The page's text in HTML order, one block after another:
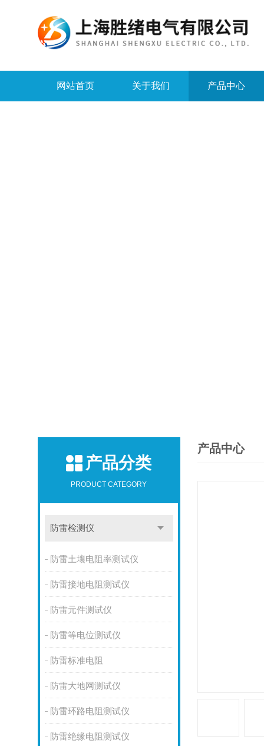
网站首页 关于我们 产品中心
产品分类
PRODUCT CATEGORY
防雷检测仪
防雷土壤电阻率测试仪
防雷接地电阻测试仪
防雷元件测试仪
防雷等电位测试仪
防雷标准电阻
防雷大地网测试仪
防雷环路电阻测试仪
防雷绝缘电阻测试仪
产品中心